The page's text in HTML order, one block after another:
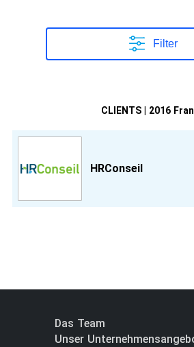
Filter
CLIENTS | 2016
HRConseil
Das Team
Unser